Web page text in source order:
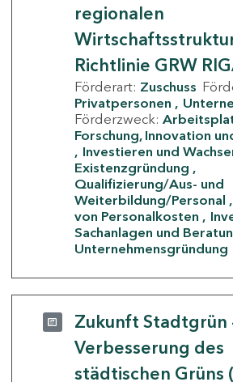
regionalen
Richtlinie GRW
Förderart: Zuschuss
Privatpersonen
Förderzweck:
Forschung, Innovation
Investieren und
Existenzgründung
Qualifizierung/Aus- und
Weiterbildung/Personal
von Personalkosten
Sachanlagen und
Unternehmensgründung
Zukunft Stadtgrün
Verbesserung des
städtischen Grüns